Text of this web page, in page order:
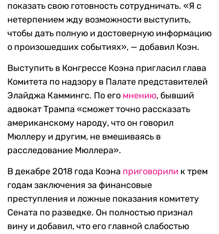
показать свою готовность сотрудничать. «Я с
нетерпением жду возможности выступить,
чтобы дать полную и достоверную информацию
о произошедших событиях», — добавил Коэн.
Выступить в Конгрессе Коэна пригласил глава
Комитета по надзору в Палате представителей
Элайджа Каммингс. По его мнению, бывший
адвокат Трампа «сможет точно рассказать
американскому народу, что он говорил
Мюллеру и другим, не вмешиваясь в
расследование Мюллера».
В декабре 2018 года Коэна приговорили к трем
годам заключения за финансовые
преступления и ложные показания комитету
Сената по разведке. Он полностью признал
вину и добавил, что его главной слабостью